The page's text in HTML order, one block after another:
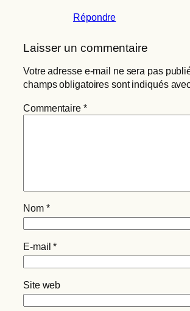
Répondre
Laisser un commentaire
Votre adresse e-mail ne sera pas
champs obligatoires sont indiqués
Commentaire *
Nom *
E-mail*
Site web